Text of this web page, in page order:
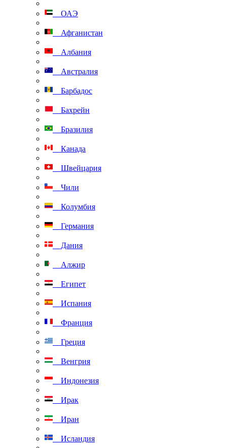
ОАЭ
Афганистан
Албания
Австралия
Барбадос
Бахрейн
Бразилия
Канада
Швейцария
Чили
Колумбия
Германия
Дания
Алжир
Египет
Испания
Франция
Греция
Венгрия
Индонезия
Ирак
Иран
Исландия